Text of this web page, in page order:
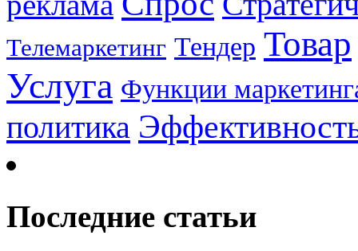
Телемаркетинг Тендер Товар
Услуга Функции
политика
Последние статьи